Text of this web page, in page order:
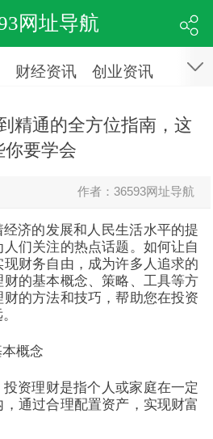
网址导航
财经资讯 创业资讯
精通的全方位指南，这
你要学会
作者：36593网址导航
济的发展和人民生活水平的提
们关注的热点话题。如何让自
财务自由，成为许多人追求的
财的基本概念、策略、工具等方
的方法和技巧，帮助您在投资
概念
资理财是指个人或家庭在一定
通过合理配置资产，实现财富